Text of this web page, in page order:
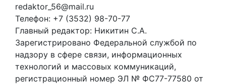
redaktor_56@mail.ru
Телефон: +7 (3532) 98-70-77
Главный редактор: Никитин С.А.
Зарегистрировано Федеральной службой по
надзору в сфере связи, информационных
технологий и массовых коммуникаций,
регистрационный номер ЭЛ № ФС77-77580 от